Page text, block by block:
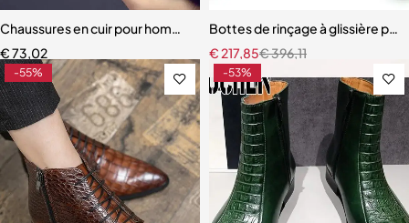
Chaussures en cuir pour hommes, bottes mi-montantes légères
€73,02
Bottes de rinçage à glissière
€396,11
€217,85
-55% -53%